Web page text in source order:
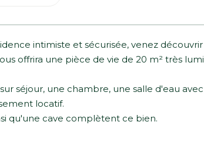
intimiste et sécurisée, venez
offrira une pièce de vie de 20 m² très
séjour, une chambre, une salle d'eau
locatif.
qu'une cave complètent ce bien.